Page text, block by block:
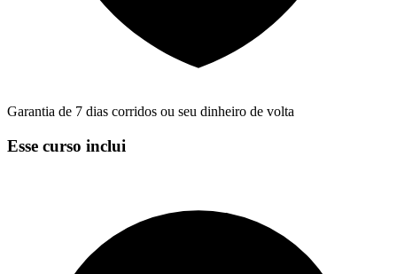
Garantia de 7 dias corridos ou seu dinheiro de volta
Esse curso inclui